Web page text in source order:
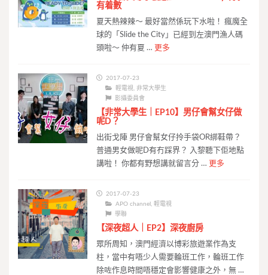
有着數
夏天熱辣辣～ 最好當然係玩下水啦！ 瘋魔全
球的「Slide the City」已經到左澳門漁人碼
頭啦～ 仲有夏 … 更多
2017-07-23
輕電視, 非常大學生
影攝委員會
【非常大學生｜EP10】男仔會幫女仔做
呢D？
出街戈陣 男仔會幫女仔拎手袋OR綁鞋帶？
普通男女做呢D有冇踩界？ 入黎聽下佢地點
講啦！ 你都有野想講就留言分 … 更多
2017-07-23
APO channel ,輕電視
學聯
【深夜超人｜EP2】深夜廚房
眾所周知，澳門經濟以博彩旅遊業作為支
柱，當中有唔少人需要輪班工作，輪班工作
除咗作息時間唔穩定會影響健康之外，無 …